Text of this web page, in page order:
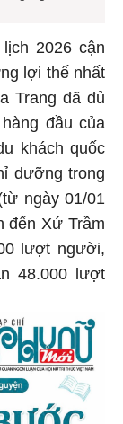
2026 cận
lợi thế nhất
Trang đã đủ
đầu của
khách quốc
dưỡng trong
ngày 01/01
đến Xứ Trầm
lượt người,
48.000 lượt